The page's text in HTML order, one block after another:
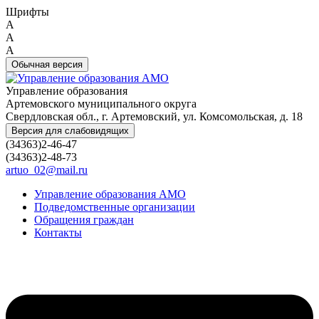
Шрифты
A
A
A
Обычная версия
Управление образования
Артемовского муниципального округа
Свердловская обл., г. Артемовский, ул. Комсомольская, д. 18
Версия для слабовидящих
(34363)2-46-47
(34363)2-48-73
artuo_02@mail.ru
Управление образования АМО
Подведомственные организации
Обращения граждан
Контакты